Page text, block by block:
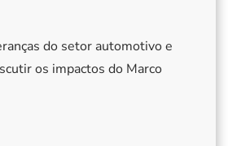
do setor automotivo e
os impactos do Marco